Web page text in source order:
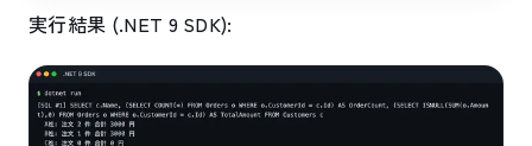
実行結果 (.NET 9 SDK):